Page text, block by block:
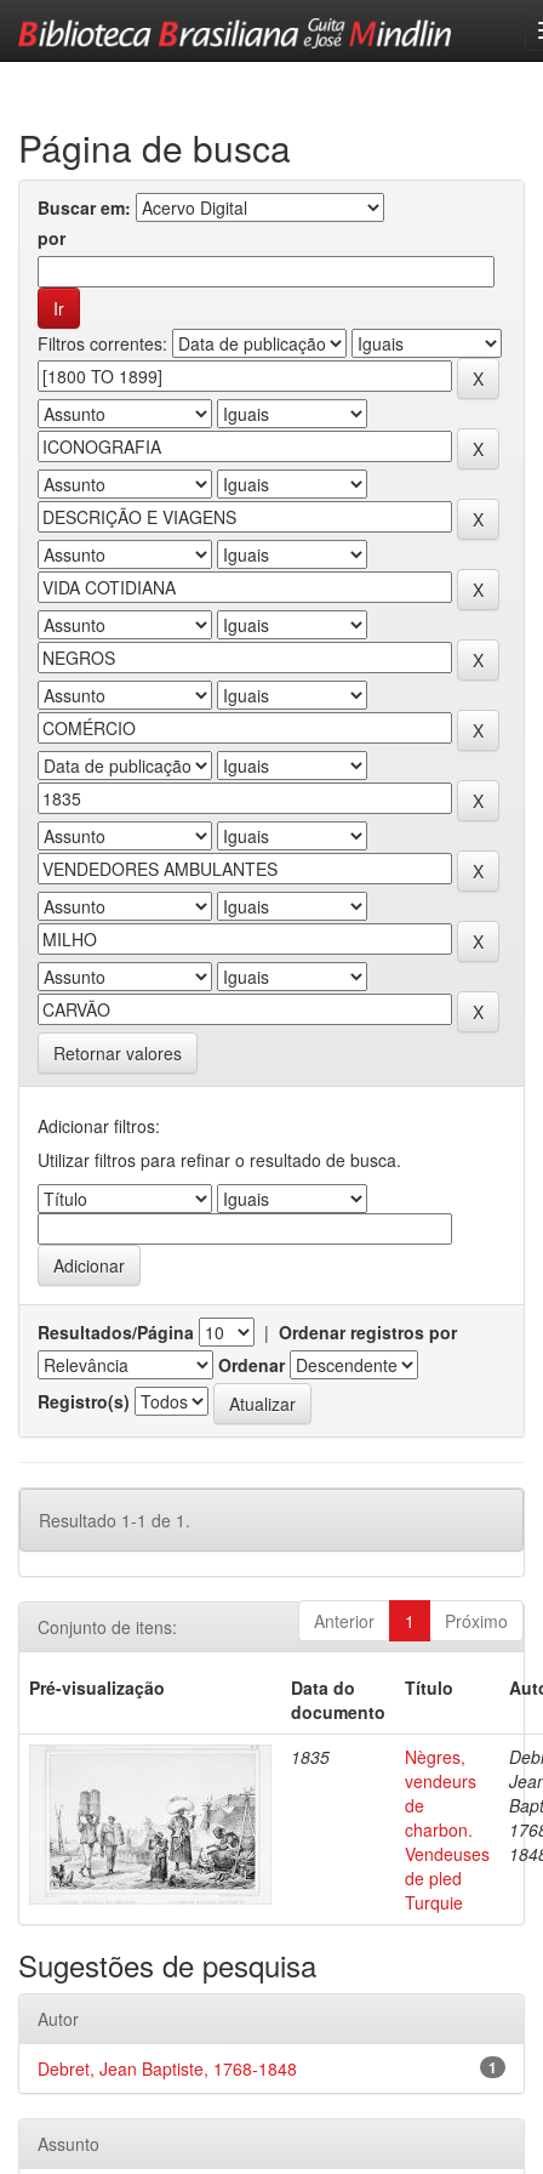
Página de busca
Buscar em:
por
Filtros correntes:
Retornar valores
Adicionar filtros:
Utilizar filtros para refinar o resultado de busca.
Resultados/Página | Ordenar registros por
Ordenar
Registro(s)
Resultado 1-1 de 1.
Anterior 1 Próximo
Conjunto de itens:
Pré-visualização
Data do
documento
Título
1835
Nègres,
vendeurs
de
charbon.
Vendeuses
de pled
Turquie
Sugestões de pesquisa
Autor
1
Debret, Jean Baptiste, 1768-1848
Assunto